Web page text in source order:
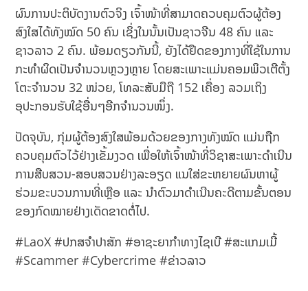
ຜົນການປະຕິບັດງານຕົວຈິງ ເຈົ້າໜ້າທີ່ສາມາດຄວບຄຸມຕົວຜູ້ຕ້ອງ
ສົງໃສໄດ້ທັງໝົດ 50 ຄົນ ເຊິ່ງໃນນັ້ນເປັນຊາວຈີນ 48 ຄົນ ແລະ
ຊາວລາວ 2 ຄົນ. ພ້ອມດຽວກັນນີ້, ຍັງໄດ້ຢຶດຂອງກາງທີ່ໃຊ້ໃນການ
ກະທຳຜິດເປັນຈຳນວນຫຼວງຫຼາຍ ໂດຍສະເພາະແມ່ນຄອມພິວເຕີຕັ້ງ
ໂຕະຈຳນວນ 32 ໜ່ວຍ, ໂທລະສັບມືຖື 152 ເຄື່ອງ ລວມເຖິງ
ອຸປະກອນຮັບໃຊ້ອື່ນໆອີກຈຳນວນໜຶ່ງ.
ປັດຈຸບັນ, ກຸ່ມຜູ້ຕ້ອງສົງໃສພ້ອມດ້ວຍຂອງກາງທັງໝົດ ແມ່ນຖືກ
ຄວບຄຸມຕົວໄວ້ຢ່າງເຂັ້ມງວດ ເພື່ອໃຫ້ເຈົ້າໜ້າທີ່ວິຊາສະເພາະດຳເນີນ
ການສືບສວນ-ສອບສວນຢ່າງລະອຽດ ແນໃສ່ຂະຫຍາຍຜົນຫາຜູ້
ຮ່ວມຂະບວນການທີ່ເຫຼືອ ແລະ ນຳຕົວມາດຳເນີນຄະດີຕາມຂັ້ນຕອນ
ຂອງກົດໝາຍຢ່າງເດັດຂາດຕໍ່ໄປ.
#LaoX #ປກສຈຳປາສັກ #ອາຊະຍາກຳທາງໄຊເບີ #ສະແກມເມີ້
#Scammer #Cybercrime #ຂ່າວລາວ